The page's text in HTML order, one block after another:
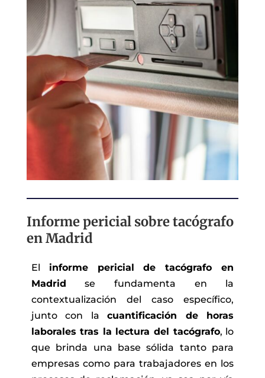
Informe pericial sobre tacógrafo
en Madrid
El informe pericial de tacógrafo en
Madrid se fundamenta en la
contextualización del caso específico,
junto con lacuantificación de horas
laborales tras la lectura del tacógrafo, lo
que brinda una base sólida tanto para
empresas como para trabajadores en los